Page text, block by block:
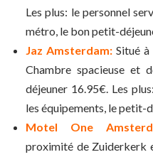
Les plus: le personnel
métro, le bon petit-
Jaz Amsterdam: Situé
Chambre spacieuse et
déjeuner 16.95€. Les
les équipements, le petit-
Motel One
proximité de Zuiderkerk